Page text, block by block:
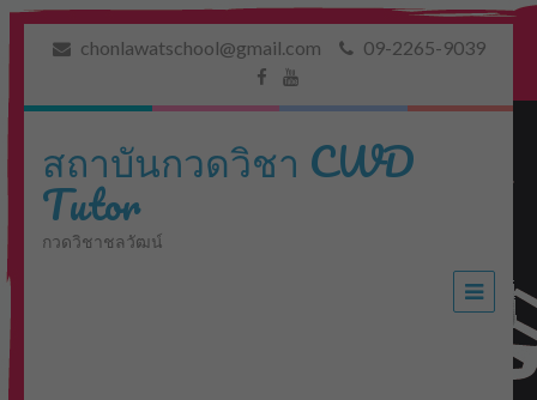
chonlawatschool@gmail.com 09-2265-9039
สถาบันกวดวิชา CWD
Tutor
กวดวิชาชลวัฒน์